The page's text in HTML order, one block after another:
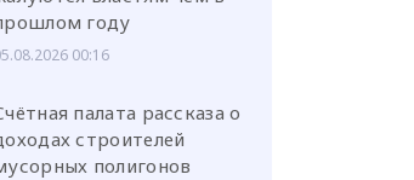
году
00:16
палата рассказа о
строителей
полигонов